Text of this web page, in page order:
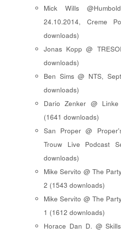
Mick Wills
24.10.2014, Creme
downloads)
Jonas Kopp @
downloads)
Ben Sims @ NTS,
downloads)
Dario Zenker @
(1641 downloads)
San Proper @
Trouw Live Podcast
downloads)
Mike Servito @ The
2 (1543 downloads)
Mike Servito @ The
1 (1612 downloads)
Horace Dan D. @